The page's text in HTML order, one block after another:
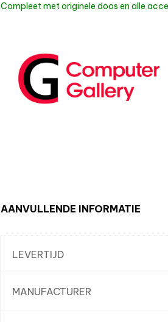
Compleet met originele doos en alle
AANVULLENDE INFORMATIE
LEVERTIJD
MANUFACTURER